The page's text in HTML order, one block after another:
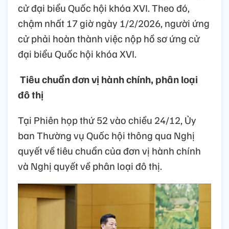
cử đại biểu Quốc hội khóa XVI. Theo đó,
chậm nhất 17 giờ ngày 1/2/2026, người ứng
cử phải hoàn thành việc nộp hồ sơ ứng cử
đại biểu Quốc hội khóa XVI.
Tiêu chuẩn đơn vị hành chính, phân loại
đô thị
Tại Phiên họp thứ 52 vào chiều 24/12, Ủy
ban Thường vụ Quốc hội thông qua Nghị
quyết về tiêu chuẩn của đơn vị hành chính
và Nghị quyết về phân loại đô thị.